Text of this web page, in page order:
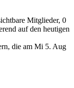
Mitglieder, 0
auf den heutigen
die am Mi 5. Aug